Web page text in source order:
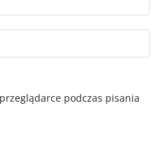
podczas pisania